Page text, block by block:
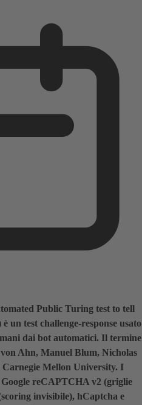
Public Turing test to tell
un test challenge-response usato
dai bot automatici. Il termine
Ahn, Manuel Blum, Nicholas
Mellon University. I
reCAPTCHA v2 (griglie
invisibile), hCaptcha e